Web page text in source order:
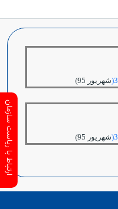
(شهریور 95)
(شهریور 95) ارتباط با ریاست سازمان